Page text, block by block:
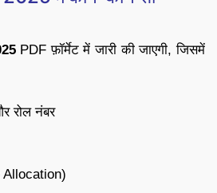
PDF फ़ॉर्मेट में जारी की जाएगी, जिसमें
रोल नंबर